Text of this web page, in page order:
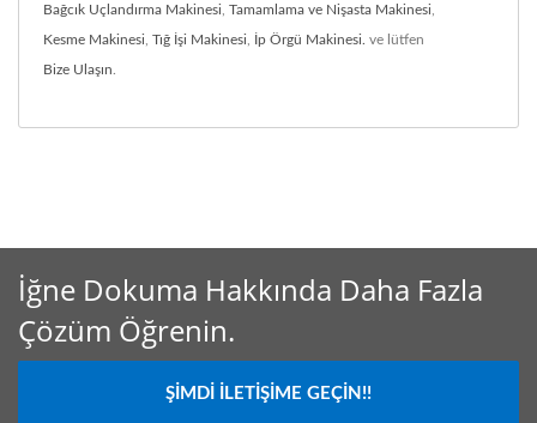
Bağcık Uçlandırma Makinesi Tamamlama ve Nişasta Makinesi
Kesme Makinesi Tığ İşi Makinesi İp Örgü Makinesi. ve lütfen
Bize Ulaşın
İğne Dokuma Hakkında Daha Fazla
Çözüm Öğrenin.
ŞIMDI İLETIŞIME GEÇIN!!